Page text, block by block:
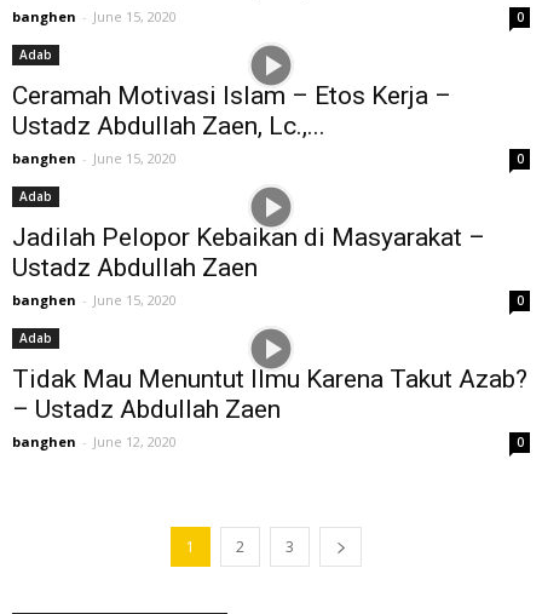
banghen - June 15, 2020 0
Adab
Ceramah Motivasi Islam – Etos Kerja –
Ustadz Abdullah Zaen, Lc.,...
banghen - June 15, 2020 0
Adab
Jadilah Pelopor Kebaikan di Masyarakat –
Ustadz Abdullah Zaen
banghen - June 15, 2020 0
Adab
Tidak Mau Menuntut Ilmu Karena Takut Azab?
– Ustadz Abdullah Zaen
banghen - June 12, 2020 0
1 2 3